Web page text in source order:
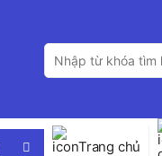
Tìm
kiếm:
Trang chủ